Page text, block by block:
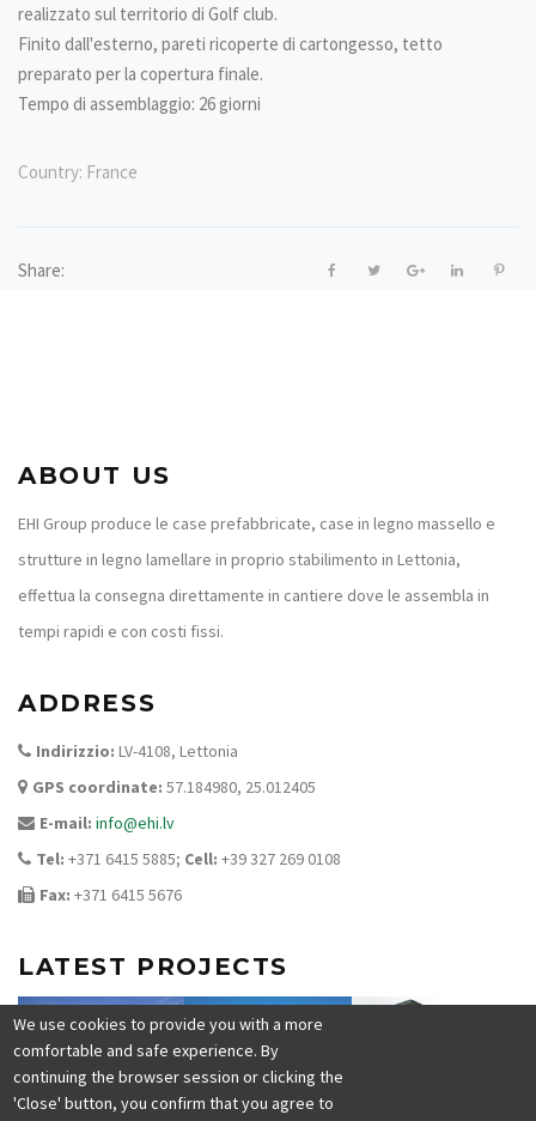
realizzato sul territorio di Golf club.
Finito dall'esterno, pareti ricoperte di cartongesso, tetto
preparato per la copertura finale.
Tempo di assemblaggio: 26 giorni
Country: France
Share:
ABOUT US
EHI Group produce le case prefabbricate, case in legno massello e
strutture in legno lamellare in proprio stabilimento in Lettonia,
effettua la consegna direttamente in cantiere dove le assembla in
tempi rapidi e con costi fissi.
ADDRESS
Indirizzio: LV-4108, Lettonia
GPS coordinate: 57.184980, 25.012405
E-mail: info@ehi.lv
Tel: +371 6415 5885; Cell: +39 327 269 0108
Fax: +371 6415 5676
LATEST PROJECTS
We use cookies to provide you with a more
comfortable and safe experience. By
continuing the browser session or clicking the
'Close' button, you confirm that you agree to